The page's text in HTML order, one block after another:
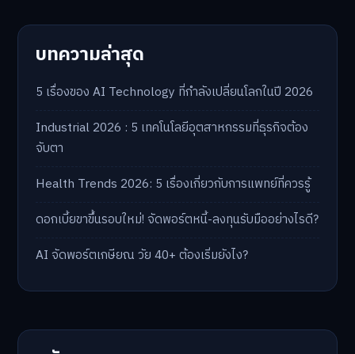
บทความล่าสุด
5 เรื่องของ AI Technology ที่กำลังเปลี่ยนโลกในปี 2026
Industrial 2026 : 5 เทคโนโลยีอุตสาหกรรมที่ธุรกิจต้อง
จับตา
Health Trends 2026: 5 เรื่องเกี่ยวกับการแพทย์ที่ควรรู้
ดอกเบี้ยขาขึ้นรอบใหม่! จัดพอร์ตหนี้-ลงทุนรับมืออย่างไรดี?
AI จัดพอร์ตเกษียณ วัย 40+ ต้องเริ่มยังไง?